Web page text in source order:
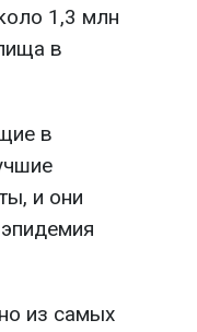
1,3 млн
в
в
и они
из самых